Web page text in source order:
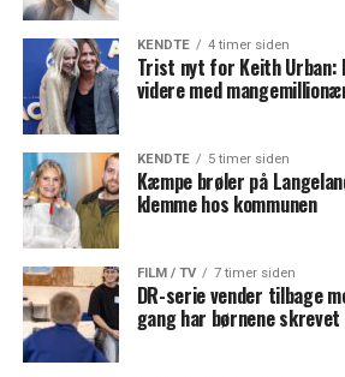
KENDTE 4 timer siden
Trist nyt for Keith Urban:
videre med
KENDTE 5 timer siden
Kæmpe brøler på
klemme hos kommunen
FILM / TV 7 timer siden
DR-serie vender tilbage
gang har børnene skrevet